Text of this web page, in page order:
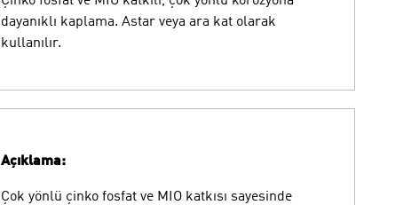
dayanıklı kaplama. Astar veya ara kat olarak
kullanılır.
Açıklama:
Çok yönlü çinko fosfat ve MIO katkısı sayesinde